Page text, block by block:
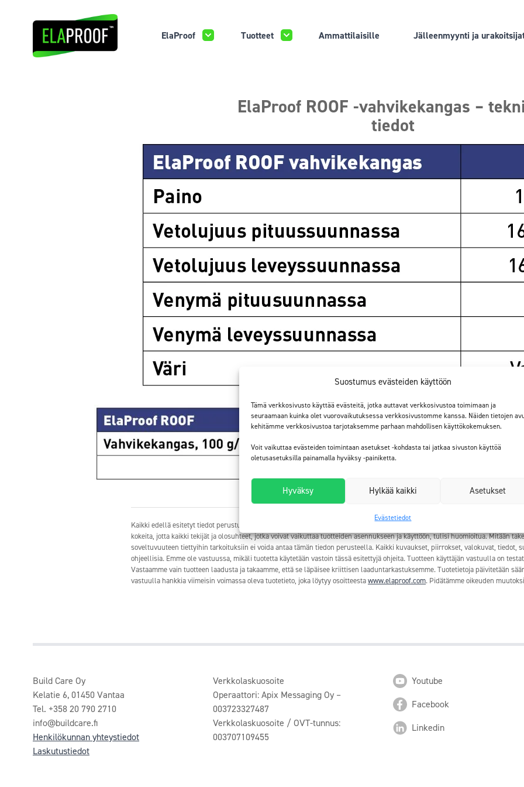
Suostumus evästeiden käyttöön
Tämä verkkosivusto käyttää evästeitä, jotka auttavat verkkosivustoa toimimaan ja
seuraamaan kuinka olet vuorovaikutuksessa verkkosivustomme kanssa. Näiden tietojen
kehitämme verkkosivustoa tarjotaksemme parhaan mahdollisen käyttökokemuksen.
Voit vaikuttaa evästeiden toimintaan asetukset -kohdasta tai jatkaa sivuston käyttöä
oletusasetuksilla painamalla hyväksy -painiketta.
Hyväksy Hylkää kaikki Asetukset
Evästetiedot
ElaProof Tuotteet Ammattilaisille Jälleenmyynti ja
ElaProof ROOF -vahvikekangas –
tiedot
Kaikki edellä esitetyt tiedot perustuvat tutkimustuloksiin, nykytietämykseemme ja kokemukseemme. Ne eivät poista tuotteen
kokeita, jotta kaikki tekijät ja olosuhteet, jotka voivat vaikuttaa tuotteiden asennukseen ja käyttöön, tulisi huomioitua. Mitään
soveltuvuuteen tiettyihin tarkoituksiin ei voida antaa tämän tiedon perusteella. Kaikki kuvaukset, piirrokset, valokuvat, tiedot,
ohjeellisia. Emme ole vastuussa, mikäli tuotetta käytetään vastoin tässä esitettyjä ohjeita. Tuotteen käyttäjän vastuulla on
Vastaamme vain tuotteen laadusta ja takaamme, että se läpäisee kriittisen laaduntarkastuksemme. Tuotetietoja päivitetään
vastuulla hankkia viimeisin voimassa oleva tuotetieto, joka löytyy osoitteestawww.elaproof.com. Pidätämme oikeuden
Build Care Oy
Kelatie 6, 01450 Vantaa
Tel. +358 20 790 2710
info@buildcare.fi
Henkilökunnan yhteystiedot
Laskutustiedot
Verkkolaskuosoite
Operaattori: Apix Messaging Oy –
003723327487
Verkkolaskuosoite / OVT-tunnus:
003707109455
Youtube
Facebook
Linkedin